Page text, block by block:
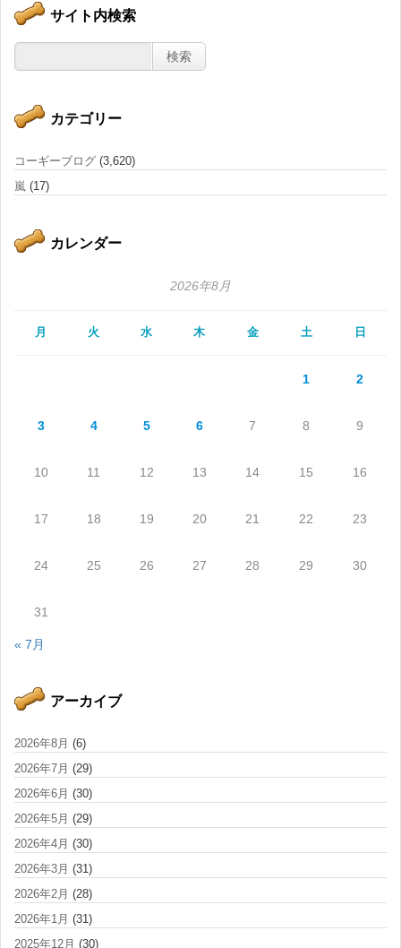
サイト内検索
カテゴリー
コーギーブログ (3,620)
嵐 (17)
カレンダー
2026年8月
月 火 水 木 金 土 日
1 2
3 4 5 6 7 8 9
10 11 12 13 14 15 16
17 18 19 20 21 22 23
24 25 26 27 28 29 30
31
« 7月
アーカイブ
2026年8月 (6)
2026年7月 (29)
2026年6月 (30)
2026年5月 (29)
2026年4月 (30)
2026年3月 (31)
2026年2月 (28)
2026年1月 (31)
2025年12月 (30)